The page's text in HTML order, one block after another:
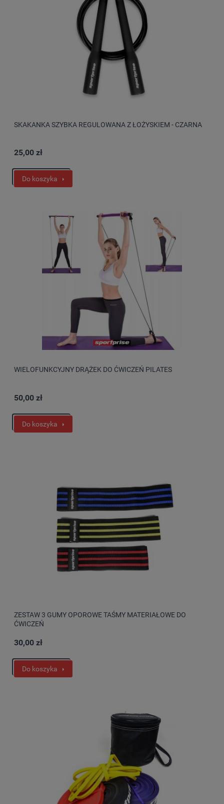
SKAKANKA SZYBKA REGULOWANA Z ŁOŻYSKIEM - CZARNA
25,00 zł
Do koszyka
WIELOFUNKCYJNY DRĄŻEK DO ĆWICZEŃ PILATES
50,00 zł
Do koszyka
ZESTAW 3 GUMY OPOROWE TAŚMY MATERIAŁOWE DO
ĆWICZEŃ
30,00 zł
Do koszyka